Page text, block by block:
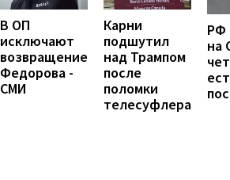
В ОП
исключают
возвращение
Федорова -
СМИ
Карни
подшутил
над Трампом
после
поломки
телесуфлера
РФ
на